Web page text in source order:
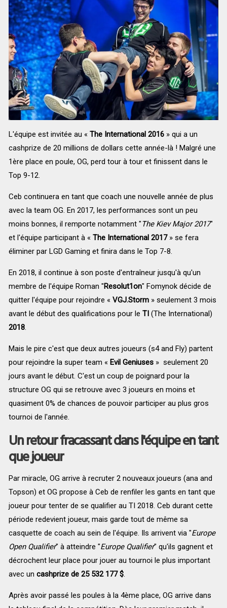
L'équipe est invitée au « The International 2016 » qui a un
cashprize de 20 millions de dollars cette année-là ! Malgré une
1ère place en poule, OG, perd tour à tour et finissent dans le
Top 9-12.
Ceb continuera en tant que coach une nouvelle année de plus
avec la team OG. En 2017, les performances sont un peu
moins bonnes, il remporte notamment "The Kiev Major 2017"
et l'équipe participant à « The International 2017» se fera
éliminer par LGD Gaming et finira dans le Top 7-8.
En 2018, il continue à son poste d'entraîneur jusqu'à qu'un
membre de l'équipe Roman "Resolut1on" Fomynok décide de
quitter l'équipe pour rejoindre « VGJ.Storm» seulement 3 mois
avant le début des qualifications pour le TI (The International)
2018.
Mais le pire c'est que deux autres joueurs (s4 and Fly) partent
pour rejoindre la super team « Evil Geniuses» seulement 20
jours avant le début. C'est un coup de poignard pour la
structure OG qui se retrouve avec 3 joueurs en moins et
quasiment 0% de chances de pouvoir participer au plus gros
tournoi de l'année.
Un retour fracassant dans l'équipe en tant
que joueur
Par miracle, OG arrive à recruter 2 nouveaux joueurs (ana and
Topson) et OG propose à Ceb de renfiler les gants en tant que
joueur pour tenter de se qualifier au TI 2018. Ceb durant cette
période redevient joueur, mais garde tout de même sa
casquette de coach au sein de l'équipe. Ils arrivent via "Europe
Open Qualifier" à atteindre "Europe Qualifier" qu'ils gagnent et
décrochent leur place pour jouer au tournoi le plus important
avec un cashprize de 25 532 177 $.
Après avoir passé les poules à la 4ème place, OG arrive dans